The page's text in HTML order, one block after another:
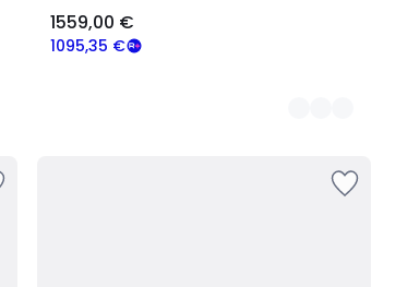
1095,35 €
1559,00 €